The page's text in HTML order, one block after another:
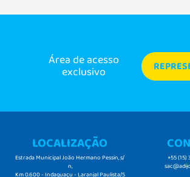
Área de acesso
exclusivo
LOCALIZAÇÃO
Estrada Municipal João Hermano Pessin, s/
n,
Km 0.600 - Indaguaçu - Laranjal Paulista/S
+55